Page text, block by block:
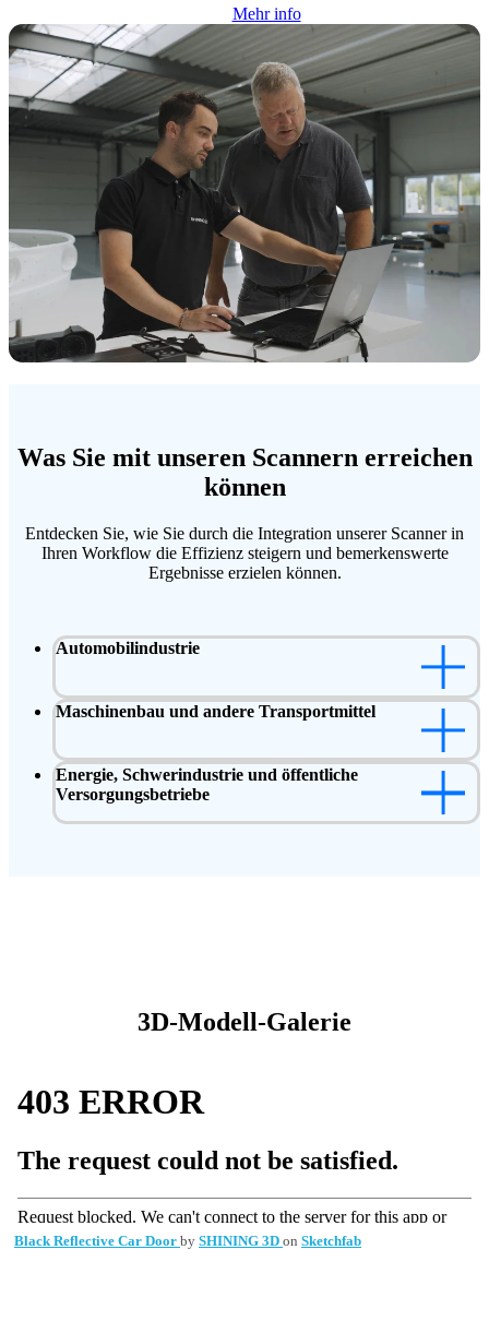
Mehr info
Was Sie mit unseren Scannern erreichen
können
Entdecken Sie, wie Sie durch die Integration unserer Scanner in
Ihren Workflow die Effizienz steigern und bemerkenswerte
Ergebnisse erzielen können.
Automobilindustrie
Maschinenbau und andere Transportmittel
Energie, Schwerindustrie und öffentliche
Versorgungsbetriebe
3D-Modell-Galerie
Black Reflective Car Door by SHINING 3D on Sketchfab